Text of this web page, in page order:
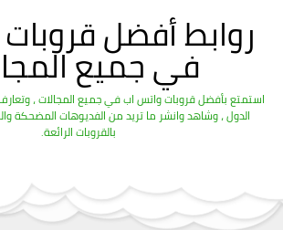
روابط أفضل
في جميع
استمتع بأفضل قروبات واتس اب في جميع المجالات ،
الدول ، وشاهد وانشر ما تريد من الفديوهات المضحكة
بالقروبات الرائعة.